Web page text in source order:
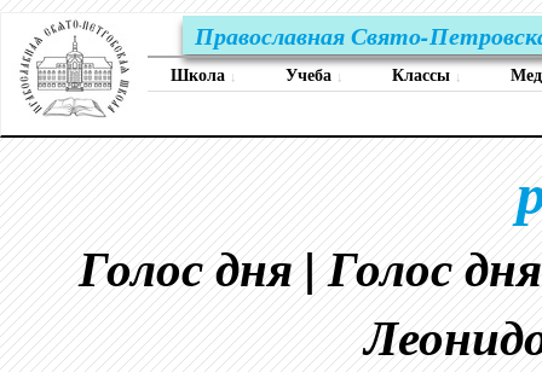
Православная Свято-
Школа ↓ Учеба ↓ Классы ↓
Голос дня | Голос